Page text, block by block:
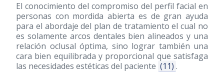
El conocimiento del compromiso del perfil facial en
personas con mordida abierta es de gran ayuda
para el abordaje del plan de tratamiento el cual no
es solamente arcos dentales bien alineados y una
relación oclusal óptima, sino lograr también una
cara bien equilibrada y proporcional que satisfaga
las necesidades estéticas del paciente (11) .